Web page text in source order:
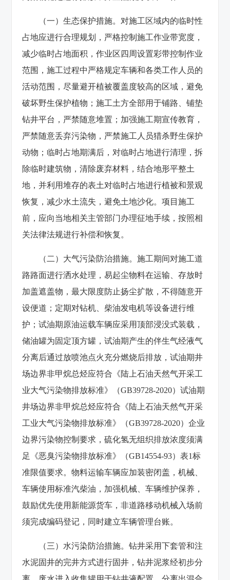
（一）生态保护措施。对施工区域内的临时性
占地应进行合理规划，严格控制施工作业带宽度，
减少临时占地面积，作业区四周设置彩带控制作业
范围，施工过程中严格规定车辆和各类工作人员的
活动范围，尽量避开植被覆盖度较高的区域，避免
破坏野生保护植物；施工土方全部用于铺路、铺垫
钻井平台，严禁随意堆置；加强施工期宣传教育，
严禁随意丢弃污染物，严禁施工人员猎杀野生保护
动物；临时占地期满后，对临时占地进行清理，拆
除临时建筑物，清除废弃材料，结合地形平整土
地，并利用堆存的表土对临时占地进行植被和景观
恢复，减少水土流失，避免土地沙化。项目施工
前，应向当地相关主管部门办理征地手续，按照相
关法律法规进行补偿和恢复。
（二）大气污染防治措施。施工期间对施工道
路路面进行洒水处理，易起尘物料在运输、存放时
加盖遮盖物，最大限度防止扬尘扩散，不得随意开
设便道；定期对钻机、柴油发电机等设备进行维
护；试油期原油运载车辆应采用顶部浸没式装载，
储油罐为固定顶方罐，试油期产生的伴生气经液气
分离后通过放喷池点火充分燃烧后排放，试油期井
场边界非甲烷总烃应符合《陆上石油天然气开采工
业大气污染物排放标准》（GB39728-2020）试油期
井场边界非甲烷总烃应符合《陆上石油天然气开采
工业大气污染物排放标准》（GB39728-2020）企业
边界污染物控制要求，硫化氢无组织排放浓度须满
足《恶臭污染物排放标准》（GB14554-93）表1标
准限值要求。物料运输车辆应加装密闭盖，机械、
车辆使用标准汽柴油，加强机械、车辆维护保养，
鼓励优先使用新能源货车，非道路移动机械入场前
须完成编码登记，同时建立车辆管理台账。
（三）水污染防治措施。钻井采用下套管和注
水泥固井的完井方式进行固井，钻井泥浆经初步分